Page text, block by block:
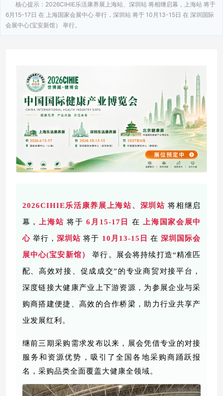
核心提示：2026CIHIE乐活康养展上海站、深圳站 将相继启幕，上海站 将于
6月15-17日 在 上海国家会展中心 举行，深圳站 将于 10月13-15日 在 深圳国际
会展中心(宝安新馆） 举行。
2026CIHIE乐活康养展上海站、深圳站 将相继启
幕，上海站 将于6月15-17日 在上海国家会展中
心举行，深圳站 将于 10月13-15日 在深圳国际会
展中心(宝安新馆） 举行。展会将持续打造“精准匹
配、高效对接、促成成交”的专业商贸对接平台 ，
深度链接大健康产业上下游资源，为参展企业与采
购商搭建便捷、高效的合作桥梁，助力行业共享产
业发展红利。
继前三期采购需求发布以来，展会凭借专业的对接
服务和资源优势，吸引了全国各地采购商踊跃报
名，采购品类全面覆盖大健康全领域。